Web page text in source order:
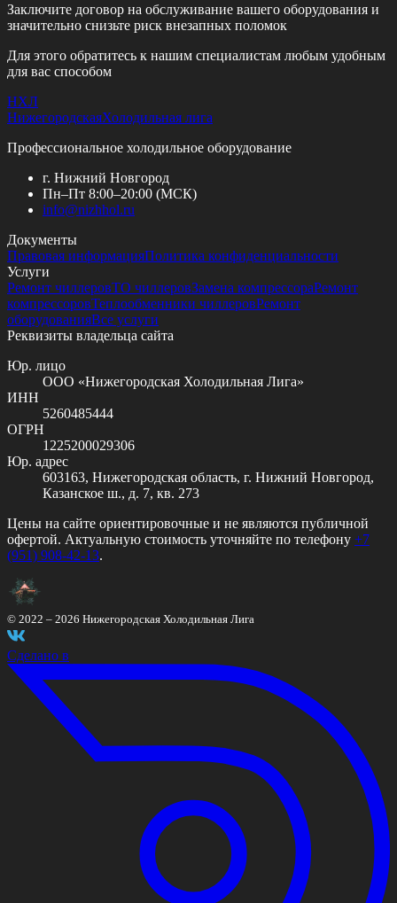
Заключите договор на обслуживание вашего оборудования и
значительно снизьте риск внезапных поломок
Для этого обратитесь к нашим специалистам любым удобным
для вас способом
НХЛ
НижегородскаяХолодильная лига
Профессиональное холодильное оборудование
г. Нижний Новгород
Пн–Пт 8:00–20:00 (МСК)
info@nizhhol.ru
Документы
Правовая информацияПолитика конфиденциальности
Услуги
Ремонт чиллеровТО чиллеровЗамена компрессораРемонт
компрессоровТеплообменники чиллеровРемонт
оборудованияВсе услуги
Реквизиты владельца сайта
Юр. лицо
ООО «Нижегородская Холодильная Лига»
ИНН
5260485444
ОГРН
1225200029306
Юр. адрес
603163, Нижегородская область, г. Нижний Новгород,
Казанское ш., д. 7, кв. 273
Цены на сайте ориентировочные и не являются публичной
офертой. Актуальную стоимость уточняйте по телефону +7
(951) 908-42-13.
© 2022 – 2026 Нижегородская Холодильная Лига
Сделано в